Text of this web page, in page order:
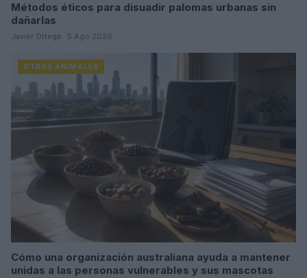
Métodos éticos para disuadir palomas urbanas sin
dañarlas
Javier Ortega · 5 Ago 2026
OTROS ANIMALES
Cómo una organización australiana ayuda a mantener
unidas a las personas vulnerables y sus mascotas